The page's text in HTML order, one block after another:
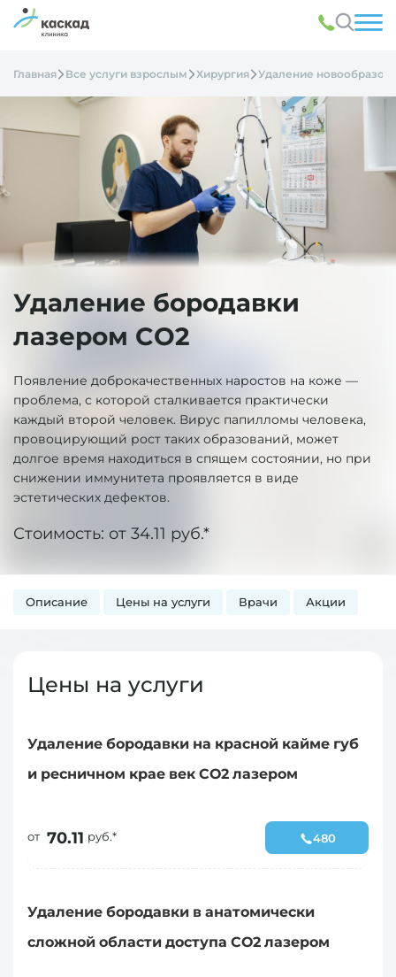
Главная Все услуги взрослым Хирургия Удаление
Удаление бородавки
лазером CO2
Появление доброкачественных наростов на коже —
проблема, с которой сталкивается практически
каждый второй человек. Вирус папилломы человека,
провоцирующий рост таких образований, может
долгое время находиться в спящем состоянии, но при
снижении иммунитета проявляется в виде
эстетических дефектов.
Стоимость: от 34.11 руб.*
Описание Цены на услуги Врачи Акции
Цены на услуги
Удаление бородавки на красной кайме губ
и ресничном крае век СО2 лазером
от 70.11 руб.* 480
Удаление бородавки в анатомически
сложной области доступа СО2 лазером